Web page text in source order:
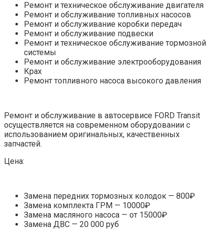
Ремонт и техническое обслуживание двигателя
Ремонт и обслуживание топливных насосов
Ремонт и обслуживание коробки передач
Ремонт и обслуживание подвески
Ремонт и техническое обслуживание тормозной
системы
Ремонт и обслуживание электрооборудования
Крах
Ремонт топливного насоса высокого давления
Ремонт и обслуживание в автосервисе FORD Transit
осуществляется на современном оборудовании с
использованием оригинальных, качественных
запчастей.
Цена:
Замена передних тормозных колодок — 800₽
Замена комплекта ГРМ — 10000₽
Замена масляного насоса — от 15000₽
Замена ДВС — 20 000 руб